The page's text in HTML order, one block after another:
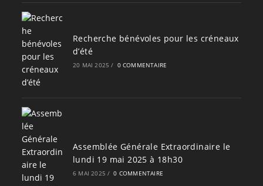
Recherche bénévoles pour les créneaux
d’été
20 MAI 2025 / 0 COMMENTAIRE
Assemblée Générale Extraordinaire le
lundi 19 mai 2025 à 18h30
6 MAI 2025 / 0 COMMENTAIRE